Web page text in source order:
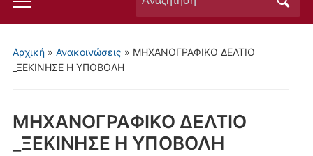
Εναλλαγή
του
για
για:
Αρχική» Ανακοινώσεις » ΜΗΧΑΝΟΓΡΑΦΙΚΟ ΔΕΛΤΙΟ
_ΞΕΚΙΝΗΣΕ Η ΥΠΟΒΟΛΗ
ΜΗΧΑΝΟΓΡΑΦΙΚΟ ΔΕΛΤΙΟ
_ΞΕΚΙΝΗΣΕ Η ΥΠΟΒΟΛΗ